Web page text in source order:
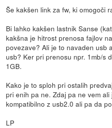
Še kakšen link za fw, ki omogoči
Bi lahko kakšen lastnik Sanse
kakšna je hitrost prenosa fajlov
povezave? Ali je to navaden usb
usb? Ker pri prenosu npr. 1mb/s
1GB.
Kako je to sploh pri ostalih
pri enih pa ne. Zdaj pa ne vem
kompatibilno z usb2.0 ali pa da
LP